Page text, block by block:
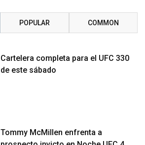
POPULAR COMMON
Cartelera completa para el UFC 330
de este sábado
Tommy McMillen enfrenta a